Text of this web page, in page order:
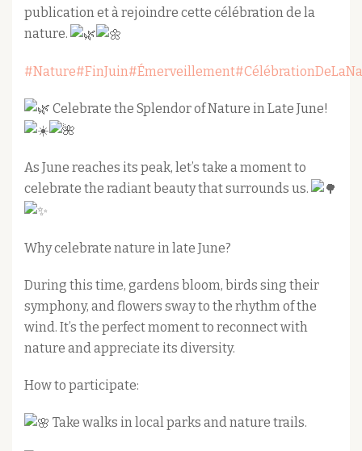
publication et à rejoindre cette célébration de la
nature.
#Nature#FinJuin#Émerveillement
Celebrate the Splendor of Nature in Late June!
As June reaches its peak, let’s take a moment to
celebrate the radiant beauty that surrounds us.
Why celebrate nature in late June?
During this time, gardens bloom, birds sing their
symphony, and flowers sway to the rhythm of the
wind. It’s the perfect moment to reconnect with
nature and appreciate its diversity.
How to participate:
Take walks in local parks and nature trails.